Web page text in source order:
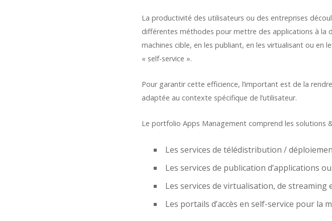
La productivité des utilisateurs ou des entreprises
différentes méthodes pour mettre des applications à la
machines cible, en les publiant, en les virtualisant ou
« self-service ».
Pour garantir cette efficience, l’important est de la
adaptée au contexte spécifique de l’utilisateur.
Le portfolio Apps Management comprend les solutions
Les services de télédistribution /
Les services de publication d’applications
Les services de virtualisation, de streaming
Les portails d’accès en self-service pour la